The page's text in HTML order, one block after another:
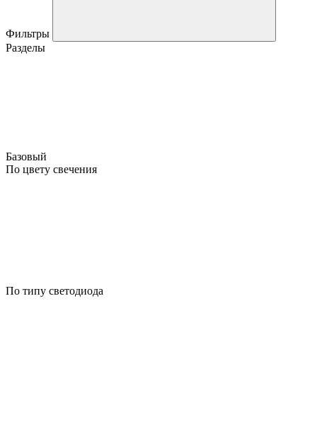
Фильтры
Разделы
Базовый
По цвету свечения
По типу светодиода